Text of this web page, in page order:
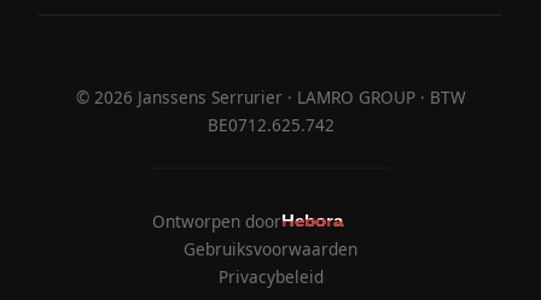
© 2026 Janssens Serrurier · LAMRO GROUP · BTW
BE0712.625.742
Ontworpen doorHebora
Hebora
Gebruiksvoorwaarden
Privacybeleid